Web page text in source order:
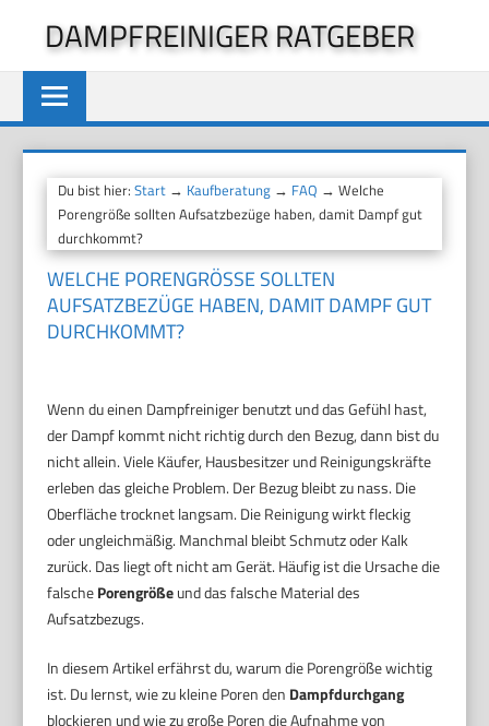
springen
DAMPFREINIGER RATGEBER
Du bist hier:Start → Kaufberatung → FAQ → Welche
Porengröße sollten Aufsatzbezüge haben, damit Dampf gut
durchkommt?
WELCHE PORENGRÖSSE SOLLTEN A
UFSATZBEZÜGE HABEN, DAMIT DAMPF GUT D
URCHKOMMT?
Wenn du einen Dampfreiniger benutzt und das Gefühl hast,
der Dampf kommt nicht richtig durch den Bezug, dann bist du
nicht allein. Viele Käufer, Hausbesitzer und Reinigungskräfte
erleben das gleiche Problem. Der Bezug bleibt zu nass. Die
Oberfläche trocknet langsam. Die Reinigung wirkt fleckig
oder ungleichmäßig. Manchmal bleibt Schmutz oder Kalk
zurück. Das liegt oft nicht am Gerät. Häufig ist die Ursache die
falschePorengrößeund das falsche Material des
Aufsatzbezugs.
In diesem Artikel erfährst du, warum die Porengröße wichtig
ist. Du lernst, wie zu kleine Poren den Dampfdurchgang
blockieren und wie zu große Poren die Aufnahme von